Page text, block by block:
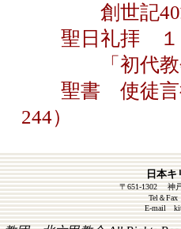
創世記40章
聖日礼拝 １
「初代教会
聖書 使徒言行
244）
日本キ
〒651-1302 神
Tel＆
E-mail